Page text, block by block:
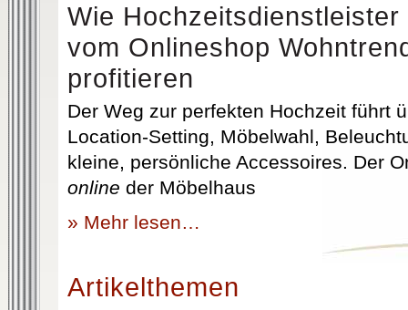
Wie
vom Onlineshop
profitieren
Der Weg zur perfekten Hochzeit führt
Location-Setting, Möbelwahl,
kleine, persönliche Accessoires. Der
online der Möbelhaus
» Mehr lesen…
Artikelthemen